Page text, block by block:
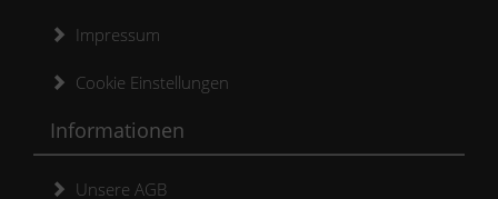
Impressum
Cookie Einstellungen
Informationen
Unsere AGB